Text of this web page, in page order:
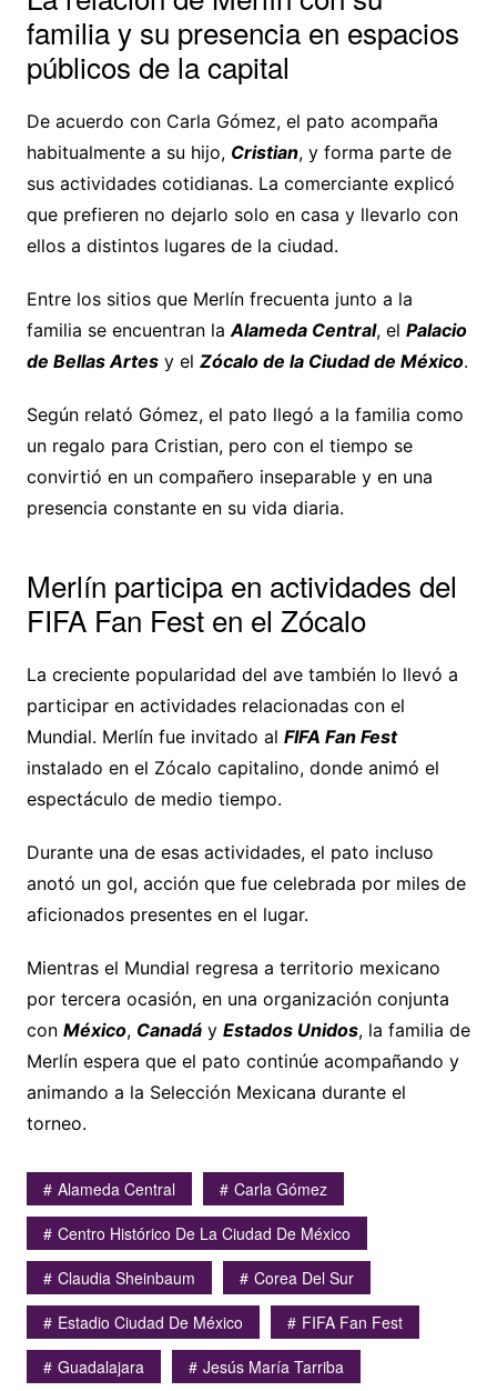
familia y su presencia en espacios
públicos de la capital
De acuerdo con Carla Gómez, el pato acompaña
habitualmente a su hijo, Cristian, y forma parte de
sus actividades cotidianas. La comerciante explicó
que prefieren no dejarlo solo en casa y llevarlo con
ellos a distintos lugares de la ciudad.
Entre los sitios que Merlín frecuenta junto a la
familia se encuentran laAlameda Central, el Palacio
de Bellas Artesy el Zócalo de la Ciudad de México.
Según relató Gómez, el pato llegó a la familia como
un regalo para Cristian, pero con el tiempo se
convirtió en un compañero inseparable y en una
presencia constante en su vida diaria.
Merlín participa en actividades del
FIFA Fan Fest en el Zócalo
La creciente popularidad del ave también lo llevó a
participar en actividades relacionadas con el
Mundial. Merlín fue invitado al FIFA Fan Fest
instalado en el Zócalo capitalino, donde animó el
espectáculo de medio tiempo.
Durante una de esas actividades, el pato incluso
anotó un gol, acción que fue celebrada por miles de
aficionados presentes en el lugar.
Mientras el Mundial regresa a territorio mexicano
por tercera ocasión, en una organización conjunta
con México, Canadáy Estados Unidos, la familia de
Merlín espera que el pato continúe acompañando y
animando a la Selección Mexicana durante el
torneo.
Alameda Central
Carla Gómez
Centro Histórico De La Ciudad De México
Claudia Sheinbaum
Corea Del Sur
Estadio Ciudad De México
FIFA Fan Fest
Guadalajara
Jesús María Tarriba